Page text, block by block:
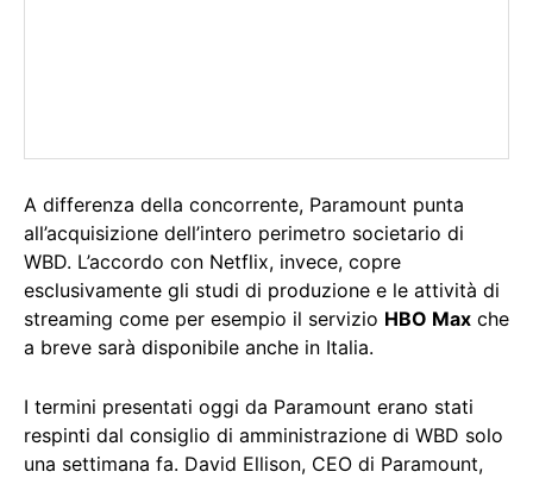
A differenza della concorrente, Paramount punta
all’acquisizione dell’intero perimetro societario di
WBD. L’accordo con Netflix, invece, copre
esclusivamente gli studi di produzione e le attività di
streaming come per esempio il servizio HBO Max che
a breve sarà disponibile anche in Italia.
I termini presentati oggi da Paramount erano stati
respinti dal consiglio di amministrazione di WBD solo
una settimana fa. David Ellison, CEO di Paramount,